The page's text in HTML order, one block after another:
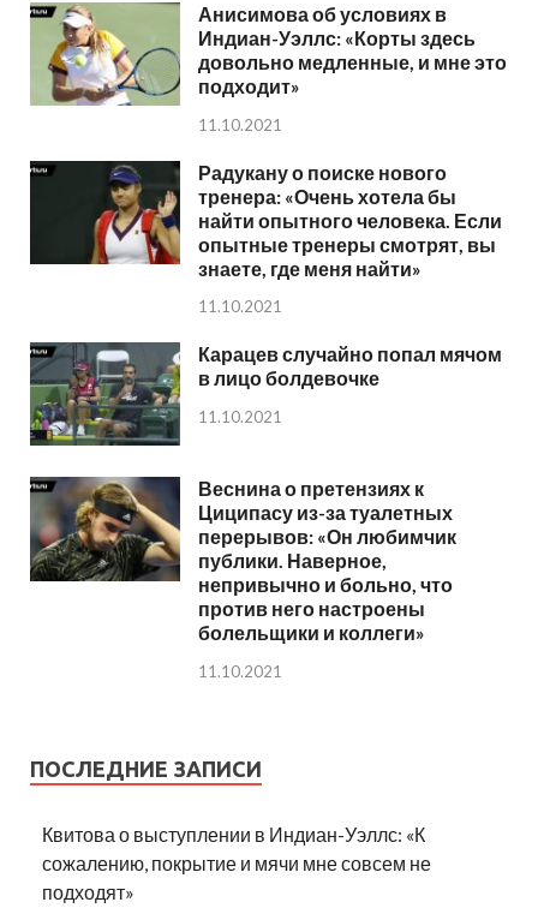
Анисимова об условиях в
Индиан-Уэллс: «Корты здесь
довольно медленные, и мне это
подходит»
11.10.2021
Радукану о поиске нового
тренера: «Очень хотела бы
найти опытного человека. Если
опытные тренеры смотрят, вы
знаете, где меня найти»
11.10.2021
Карацев случайно попал мячом
в лицо болдевочке
11.10.2021
Веснина о претензиях к
Циципасу из-за туалетных
перерывов: «Он любимчик
публики. Наверное,
непривычно и больно, что
против него настроены
болельщики и коллеги»
11.10.2021
ПОСЛЕДНИЕ ЗАПИСИ
Квитова о выступлении в Индиан-Уэллс: «К
сожалению, покрытие и мячи мне совсем не
подходят»